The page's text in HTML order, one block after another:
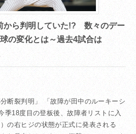
から判明していた!? 数々のデー
の変化とは～過去4試合は
断裂判明」 「故障が田中のルーキーシ
18度目の登板後、故障者リストに入
の右ヒジの状態が正式に発表される